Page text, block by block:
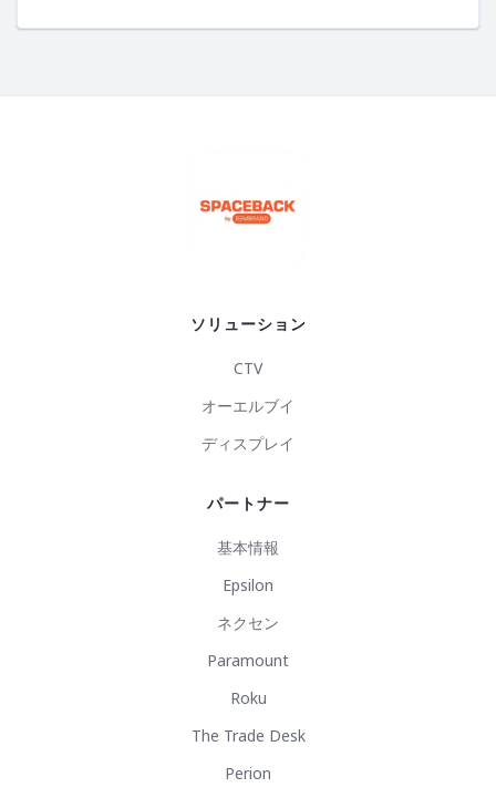
ソリューション
CTV
オーエルブイ
ディスプレイ
パートナー
基本情報
Epsilon
ネクセン
Paramount
Roku
The Trade Desk
Perion